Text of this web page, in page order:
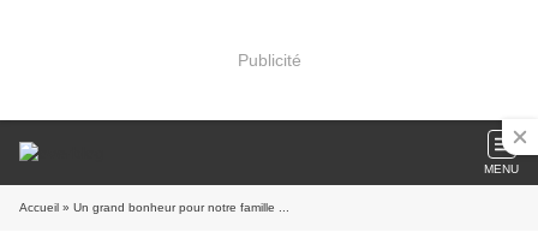
Publicité
MENU
Accueil » Un grand bonheur pour notre famille ...